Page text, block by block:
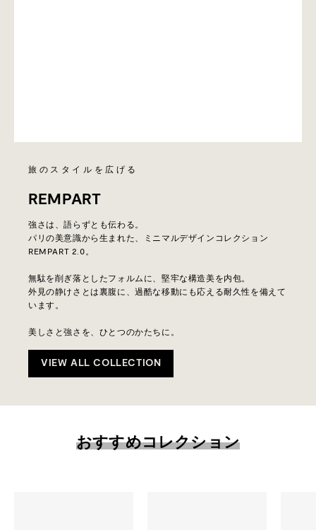
旅のスタイルを広げる
REMPART
強さは、語らずとも伝わる。
パリの美意識から生まれた、ミニマルデザインコレクション
REMPART 2.0。
無駄を削ぎ落としたフォルムに、堅牢な構造美を内包。
外見の静けさとは裏腹に、過酷な移動にも応える耐久性を備えて
います。
美しさと強さを、ひとつのかたちに。
VIEW ALL COLLECTION
おすすめコレクション